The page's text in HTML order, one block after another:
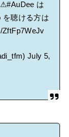
⚠#AuDee は
を聴ける方は
ZftFp7WeJv
July 5,